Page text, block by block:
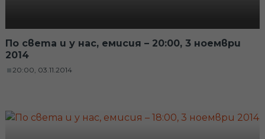
По света и у нас, емисия – 20:00, 3 ноември
2014
20:00, 03.11.2014